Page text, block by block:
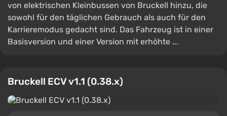
von elektrischen Kleinbussen von Bruckell hinzu, die
sowohl für den täglichen Gebrauch als auch für den
Karrieremodus gedacht sind. Das Fahrzeug ist in einer
Basisversion und einer Version mit erhöhte ...
Bruckell ECV v1.1 (0.38.x)